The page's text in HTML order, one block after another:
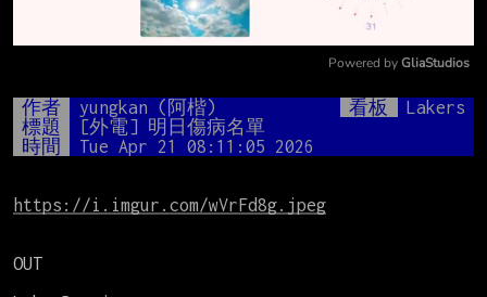
Mute
Powered by GliaStudios
作者 yungkan (阿楷) 看板
Lakers
標題
[外電] 明日傷病名單
時間
Tue Apr 21 08:11:05 2026
https://i.imgur.com/wVrFd8g.jpeg
OUT